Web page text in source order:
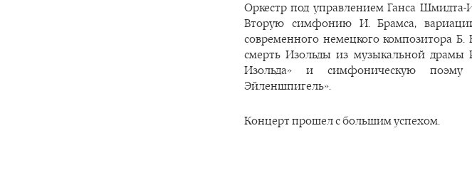
Оркестр под управлением Ганса Шмидта-
Вторую симфонию И. Брамса,
современного немецкого композитора Б.
смерть Изольды из музыкальной драмы
Изольда» и симфоническую
Эйленшпигель».
Концерт прошел с большим успехом.